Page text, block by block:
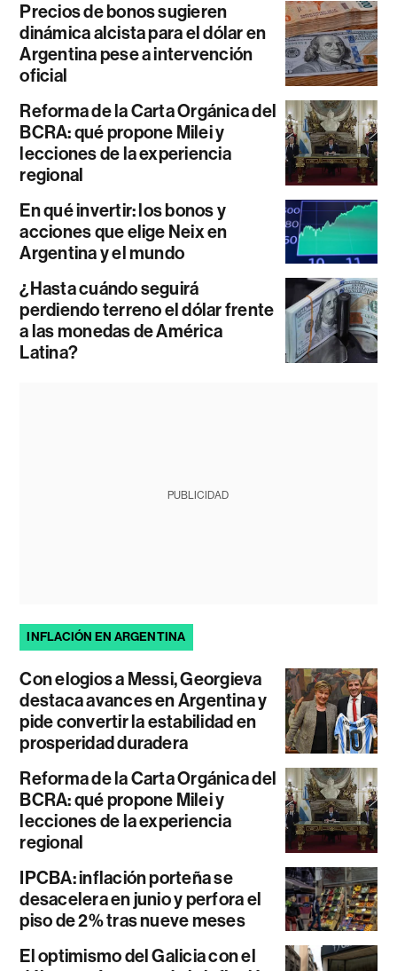
Precios de bonos sugieren
dinámica alcista para el dólar en
Argentina pese a intervención
oficial
Reforma de la Carta Orgánica del
BCRA: qué propone Milei y
lecciones de la experiencia
regional
En qué invertir: los bonos y
acciones que elige Neix en
Argentina y el mundo
¿Hasta cuándo seguirá
perdiendo terreno el dólar frente
a las monedas de América
Latina?
PUBLICIDAD
INFLACIÓN EN ARGENTINA
Con elogios a Messi, Georgieva
destaca avances en Argentina y
pide convertir la estabilidad en
prosperidad duradera
Reforma de la Carta Orgánica del
BCRA: qué propone Milei y
lecciones de la experiencia
regional
IPCBA: inflación porteña se
desacelera en junio y perfora el
piso de 2% tras nueve meses
El optimismo del Galicia con el